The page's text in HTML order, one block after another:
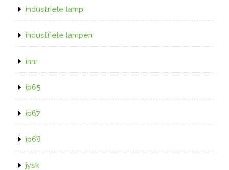
industriele lamp
industriele lampen
innr
ip65
ip67
ip68
jysk